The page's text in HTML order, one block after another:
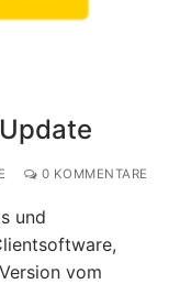
0 KOMMENTARE
und
vom